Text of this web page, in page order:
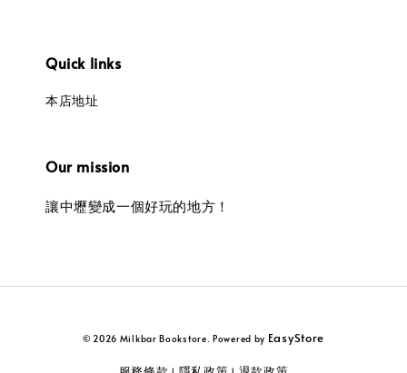
Quick links
本店地址
Our mission
讓中壢變成一個好玩的地方！
© 2026 Milkbar Bookstore. Powered by EasyStore